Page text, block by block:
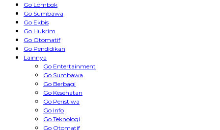
Go Lombok
Go Sumbawa
Go Ekbis
Go Hukrim
Go Otomatif
Go Pendidikan
Lainnya
Go Entertainment
Go Sumbawa
Go Berbagi
Go Kesehatan
Go Peristiwa
Go Info
Go Teknologi
Go Otomatif